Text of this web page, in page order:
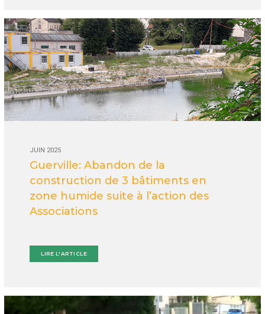
JUIN 2025
Guerville: Abandon de la
construction de 3 bâtiments en
zone humide suite à l’action des
Associations
LIRE L'ARTICLE